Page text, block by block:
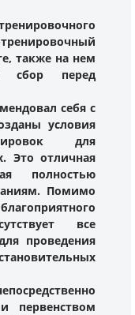
также на нем
сбор перед
себя с
условия
для
Это отличная
полностью
Помимо
все
проведения
первенством